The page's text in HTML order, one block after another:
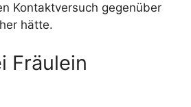
Kontaktversuch gegenüber
hätte.
Fräulein